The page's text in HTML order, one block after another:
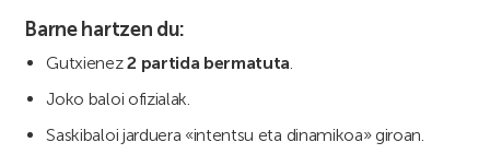
Barne hartzen du:
Gutxienez2 partida bermatuta
Joko baloi ofizialak.
Saskibaloi jarduera «intentsu eta dinamikoa» giroan.